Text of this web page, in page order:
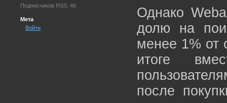
Подписчиков RSS: 46
Мета
Войти
Однако
долю на
менее 1% от
итоге
после